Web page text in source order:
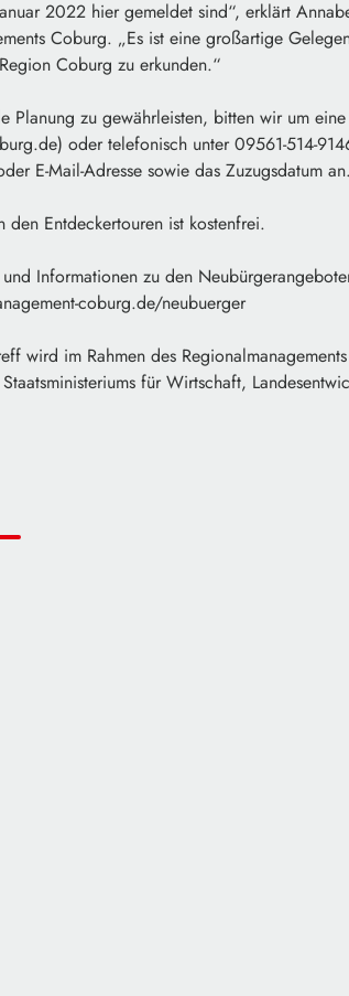
2022 hier gemeldet sind“, erklärt
Coburg. „Es ist eine großartige
Coburg zu erkunden.“
Planung zu gewährleisten, bitten wir um
oder telefonisch unter 09561-514-
E-Mail-Adresse sowie das Zuzugsdatum
den Entdeckertouren ist kostenfrei.
und Informationen zu den
coburg.de/neubuerger
wird im Rahmen des
für Wirtschaft,